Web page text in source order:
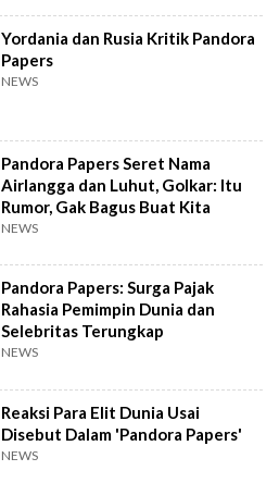
Yordania dan Rusia Kritik Pandora
Papers
NEWS
Pandora Papers Seret Nama
Airlangga dan Luhut, Golkar: Itu
Rumor, Gak Bagus Buat Kita
NEWS
Pandora Papers: Surga Pajak
Rahasia Pemimpin Dunia dan
Selebritas Terungkap
NEWS
Reaksi Para Elit Dunia Usai
Disebut Dalam 'Pandora Papers'
NEWS